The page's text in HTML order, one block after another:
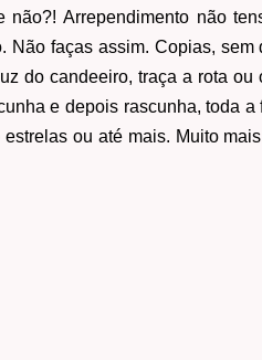
Arrependimento não
faças assim. Copias, sem
do candeeiro, traça a rota ou
e depois rascunha, toda a
ou até mais. Muito